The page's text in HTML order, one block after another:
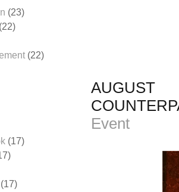
Event
(23)
(22)
(22)
(17)
(17)